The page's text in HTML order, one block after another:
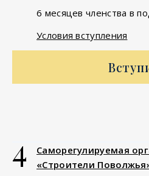
6 месяцев членства в
Условия вступления
4
Саморегулируемая
«Строители